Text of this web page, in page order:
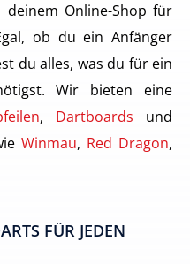
deinem Online-Shop für
ob du ein Anfänger
du alles, was du für ein
Wir bieten eine
, Dartboards und
Winmau, Red Dragon,
FÜR JEDEN